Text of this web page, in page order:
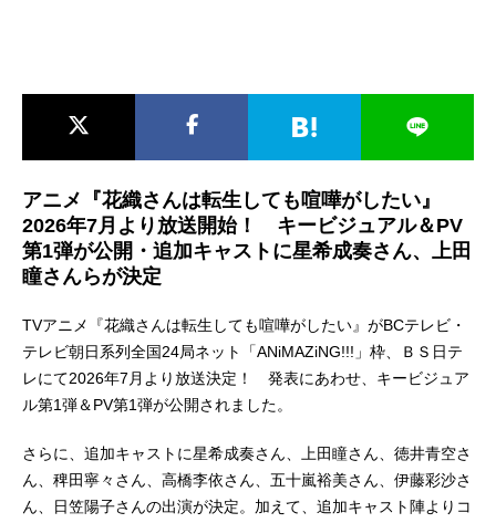
アニメ『花織さんは転生しても喧嘩がしたい』
2026年7月より放送開始！ キービジュアル＆PV
第1弾が公開・追加キャストに星希成奏さん、上田
瞳さんらが決定
TVアニメ『花織さんは転生しても喧嘩がしたい』がBCテレビ・
テレビ朝日系列全国24局ネット「ANiMAZiNG!!!」枠、ＢＳ日テ
レにて2026年7月より放送決定！ 発表にあわせ、キービジュア
ル第1弾＆PV第1弾が公開されました。
さらに、追加キャストに星希成奏さん、上田瞳さん、徳井青空さ
ん、稗田寧々さん、高橋李依さん、五十嵐裕美さん、伊藤彩沙さ
ん、日笠陽子さんの出演が決定。加えて、追加キャスト陣よりコ